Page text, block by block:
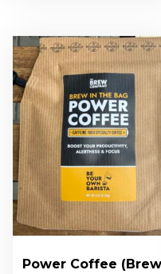
Power Coffee (Brew